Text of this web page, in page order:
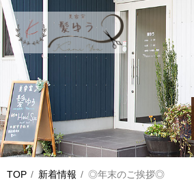
TOP 新着情報 ◎年末のご挨拶◎